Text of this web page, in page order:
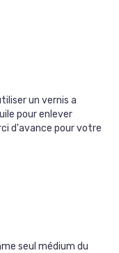
un vernis a
pour enlever
d'avance pour votre
seul médium du